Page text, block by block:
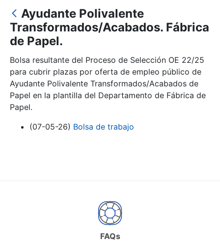
Show/Hide
Show/Hide
Show/Hide
Ayudante Polivalente
Transformados/Acabados. Fábrica
de Papel.
Bolsa resultante del Proceso de Selección OE 22/25
para cubrir plazas por oferta de empleo público de
Ayudante Polivalente Transformados/Acabados de
Papel en la plantilla del Departamento de Fábrica de
Papel.
(07-05-26) Bolsa de trabajo
FAQs